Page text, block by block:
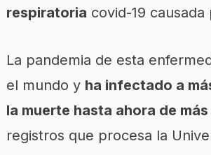
respiratoria covid-19 causada
La pandemia de esta
el mundo y ha infectado a
la muerte hasta ahora de
registros que procesa la